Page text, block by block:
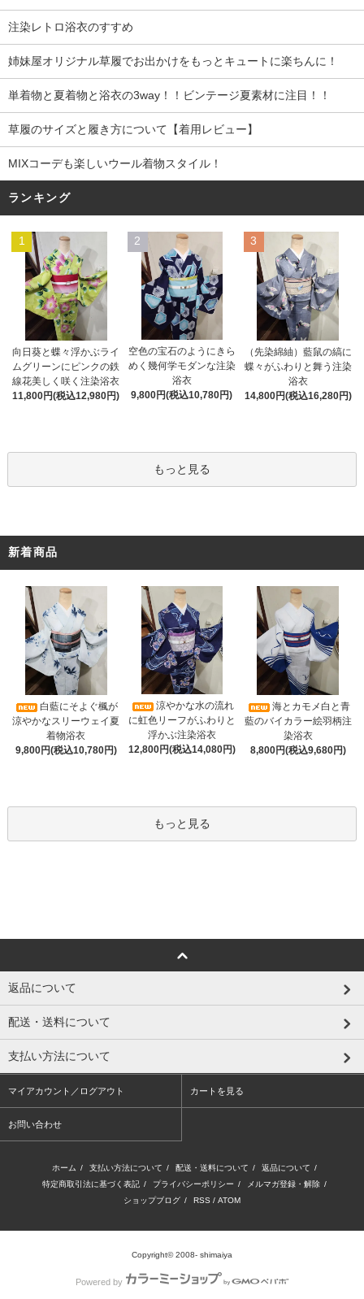
注染レトロ浴衣のすすめ
姉妹屋オリジナル草履でお出かけをもっとキュートに楽ちんに！
単着物と夏着物と浴衣の3way！！ビンテージ夏素材に注目！！
草履のサイズと履き方について【着用レビュー】
MIXコーデも楽しいウール着物スタイル！
ランキング
1
向日葵と蝶々浮かぶライ
ムグリーンにピンクの鉄
線花美しく咲く注染浴衣
11,800円(税込12,980円)
2
空色の宝石のようにきら
めく幾何学モダンな注染
浴衣
9,800円(税込10,780円)
3
（先染綿紬）藍鼠の縞に
蝶々がふわりと舞う注染
浴衣
14,800円(税込16,280円)
もっと見る
新着商品
白藍にそよぐ楓が
涼やかなスリーウェイ夏
着物浴衣
9,800円(税込10,780円)
涼やかな水の流れ
に虹色リーフがふわりと
浮かぶ注染浴衣
12,800円(税込14,080円)
海とカモメ白と青
藍のバイカラー絵羽柄注
染浴衣
8,800円(税込9,680円)
もっと見る
返品について
配送・送料について
支払い方法について
マイアカウント／ログアウト カートを見る
お問い合わせ
ホーム / 支払い方法について / 配送・送料について / 返品について /
特定商取引法に基づく表記 / プライバシーポリシー / メルマガ登録・解除 /
ショップブログ / RSS / ATOM
Copyright© 2008- shimaiya
Powered by